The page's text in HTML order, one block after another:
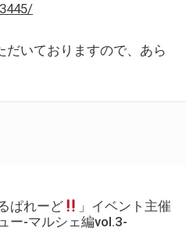
いておりますので、あら
ぱれーど
」イベント主催
ー-マルシェ編vol.3-